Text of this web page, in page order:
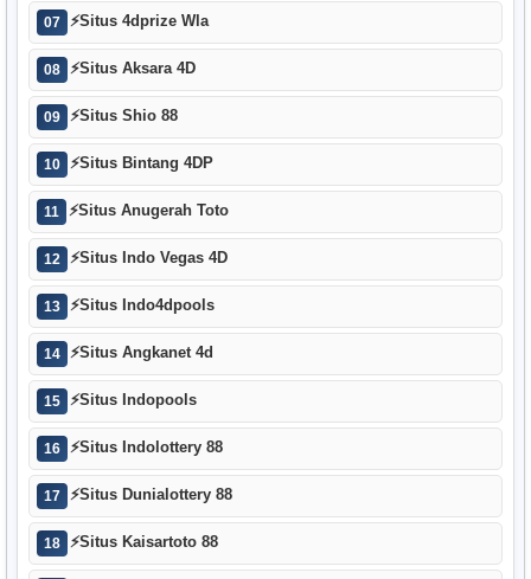
07 ⚡Situs 4dprize Wla
08 ⚡Situs Aksara 4D
09 ⚡Situs Shio 88
10 ⚡Situs Bintang 4DP
11 ⚡Situs Anugerah Toto
12 ⚡Situs Indo Vegas 4D
13 ⚡Situs Indo4dpools
14 ⚡Situs Angkanet 4d
15 ⚡Situs Indopools
16 ⚡Situs Indolottery 88
17 ⚡Situs Dunialottery 88
18 ⚡Situs Kaisartoto 88